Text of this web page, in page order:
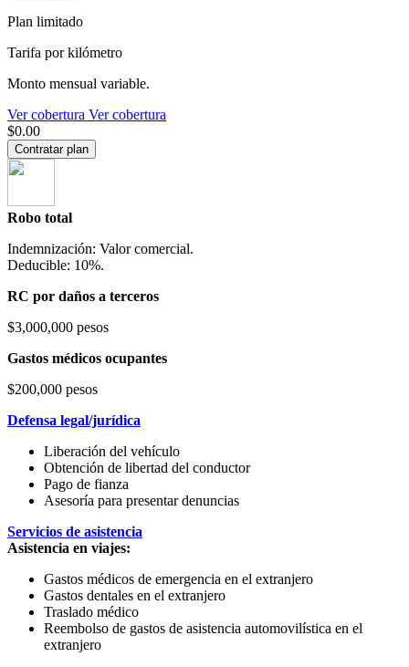
Plan limitado
Tarifa por kilómetro
Monto mensual variable.
Ver cobertura Ver cobertura
$0.00
Contratar plan
Robo total
Indemnización: Valor comercial.
Deducible: 10%.
RC por daños a terceros
$3,000,000 pesos
Gastos médicos ocupantes
$200,000 pesos
Defensa legal/jurídica
Liberación del vehículo
Obtención de libertad del conductor
Pago de fianza
Asesoría para presentar denuncias
Servicios de asistencia
Asistencia en viajes:
Gastos médicos de emergencia en el extranjero
Gastos dentales en el extranjero
Traslado médico
Reembolso de gastos de asistencia automovilística en el
extranjero